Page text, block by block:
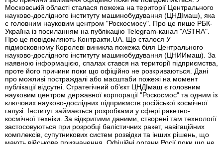
Московській області сталася пожежа на території Центрального
науково-дослідного інституту машинобудування (ЦНДІмаш), яка
є головним науковим центром "Роскосмосу". Про це пише РБК-
Україна із посиланням на публікацію Telegram-канал "ASTRA".
Про це повідомляють Контракти.UA. Що сталося У
підмосковному Королеві виникла пожежа біля Центрального
науково-дослідного інституту машинобудування (ЦНИИмаш). За
наявною інформацією, спалах стався на території підприємства,
проте його причини поки що офіційно не розкриваються. Дані
про можливі постраждалі або масштаби пожежі на момент
публікації відсутні. Стратегічний об'єкт ЦНДІмаш є головним
науковим центром державної корпорації "Роскосмос" та одним із
ключових науково-дослідних підприємств російської космічної
галузі. Інститут займається розробками у сфері ракетно-
космічної техніки. За відкритими даними, створені там технології
застосовуються при розробці балістичних ракет, навігаційних
комплексів, супутникових систем розвідки та інших рішень, що
мають військове призначення. Офіційні органи Росії поки що не